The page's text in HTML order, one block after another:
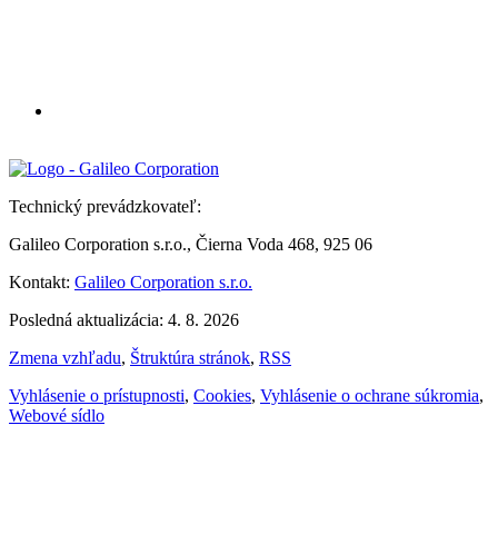
Technický prevádzkovateľ:
Galileo Corporation s.r.o., Čierna Voda 468, 925 06
Kontakt: Galileo Corporation s.r.o.
Posledná aktualizácia: 4. 8. 2026
Zmena vzhľadu, Štruktúra stránok, RSS
Vyhlásenie o prístupnosti, Cookies, Vyhlásenie o ochrane súkromia,
Webové sídlo